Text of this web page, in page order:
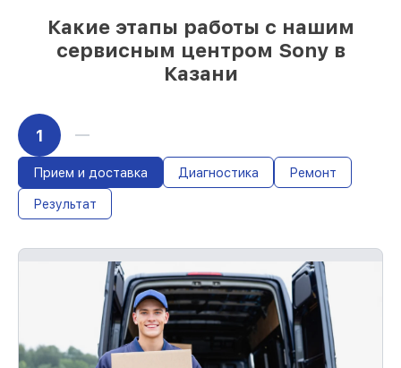
Какие этапы работы с нашим
сервисным центром Sony в
Казани
1
Прием и доставка Диагностика Ремонт
Результат